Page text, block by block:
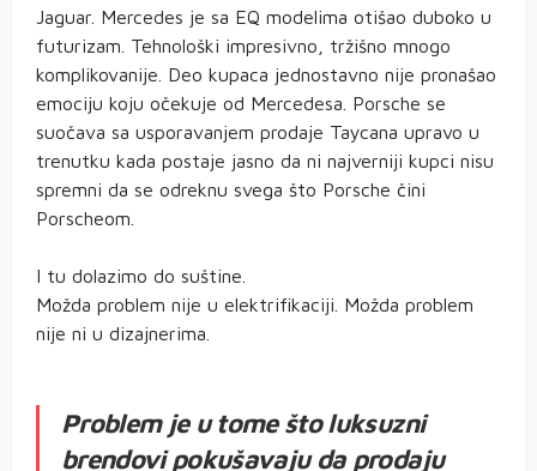
Jaguar. Mercedes je sa EQ modelima otišao duboko u
futurizam. Tehnološki impresivno, tržišno mnogo
komplikovanije. Deo kupaca jednostavno nije pronašao
emociju koju očekuje od Mercedesa. Porsche se
suočava sa usporavanjem prodaje Taycana upravo u
trenutku kada postaje jasno da ni najverniji kupci nisu
spremni da se odreknu svega što Porsche čini
Porscheom.
I tu dolazimo do suštine.
Možda problem nije u elektrifikaciji. Možda problem
nije ni u dizajnerima.
Problem je u tome što luksuzni
brendovi pokušavaju da prodaju